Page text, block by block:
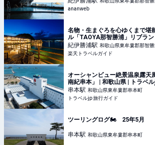
ananweb
名物・生まぐろを心ゆくまで堪
ル「TAOYA那智勝浦」リブラ
ベル】
紀伊勝浦駅 和歌山県東牟婁郡那智
楽天トラベルガイド
オーシャンビュー絶景温泉露天
南紀串本」 | 和歌山県 | トラベ
串本駅 和歌山県東牟婁郡串本町
トラベルjp 旅行ガイド
ツーリングログ🏍️ 25年5月
串本駅 和歌山県東牟婁郡串本町